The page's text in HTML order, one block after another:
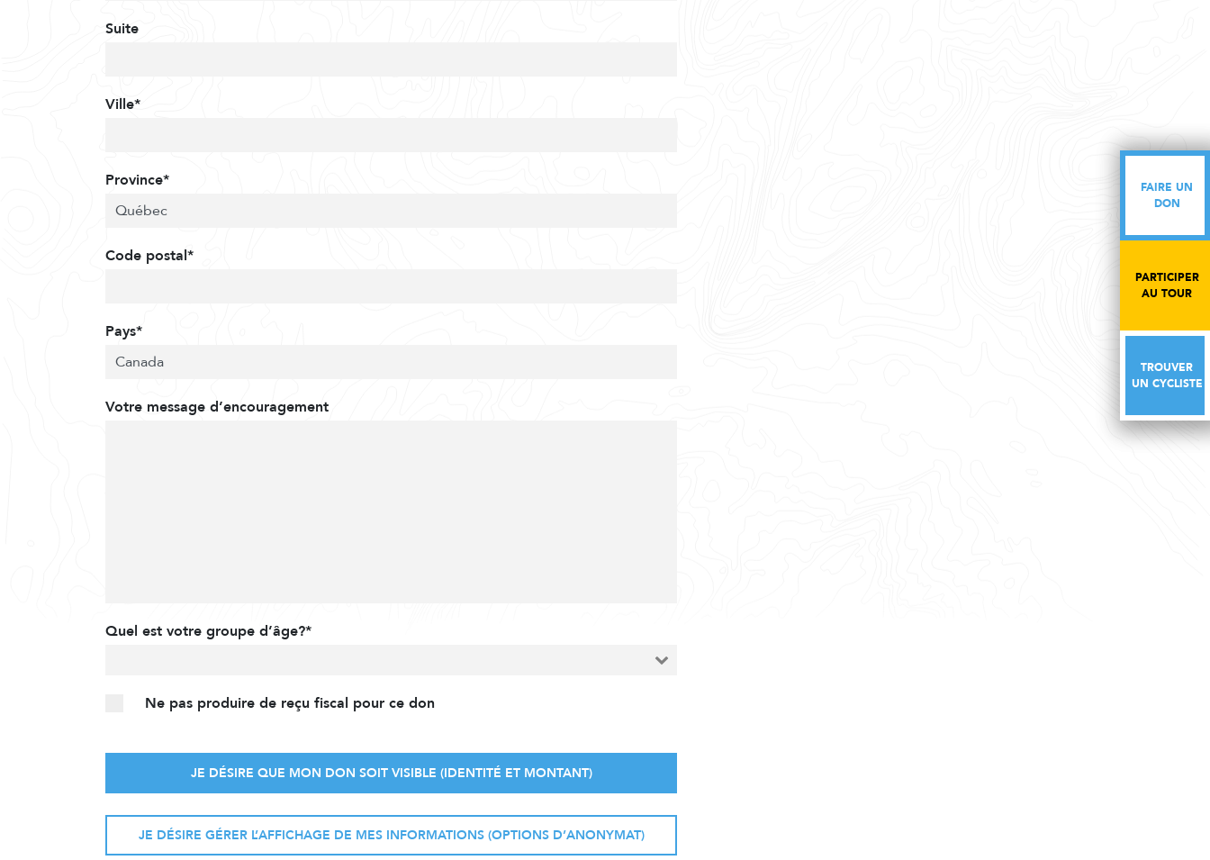
FAIRE UN
DON
PARTICIPER
AU TOUR
TROUVER
UN CYCLISTE
Suite
Ville*
Province*
Code postal*
Pays*
Votre message d’encouragement
Quel est votre groupe d’âge?*
Ne pas produire de reçu fiscal pour ce don
JE DÉSIRE QUE MON DON SOIT VISIBLE (IDENTITÉ ET MONTANT)
JE DÉSIRE GÉRER L’AFFICHAGE DE MES INFORMATIONS (OPTIONS D’ANONYMAT)
FAIRE UN
DON
PARTICIPER
AU TOUR
TROUVER
UN CYCLISTE